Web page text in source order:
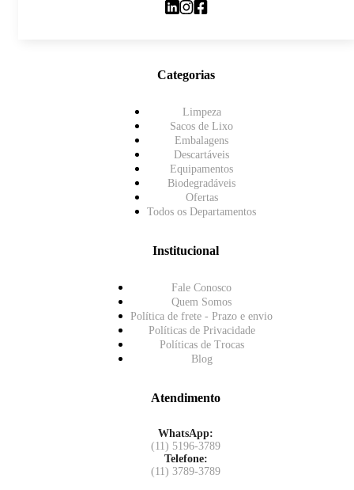
Categorias
Limpeza
Sacos de Lixo
Embalagens
Descartáveis
Equipamentos
Biodegradáveis
Ofertas
Todos os Departamentos
Institucional
Fale Conosco
Quem Somos
Política de frete - Prazo e envio
Políticas de Privacidade
Políticas de Trocas
Blog
Atendimento
WhatsApp:
(11) 5196-3789
Telefone:
(11) 3789-3789